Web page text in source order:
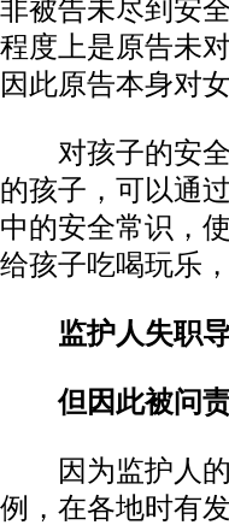
非被告未尽到安
程度上是原告未
因此原告本身对
对孩子的安全
的孩子，可以通
中的安全常识，
给孩子吃喝玩乐
监护人失职
但因此被问责
因为监护人的
例，在各地时有发